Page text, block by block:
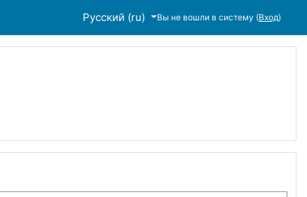
Русский ‎(ru)‎ Вы не вошли в систему (Вход)